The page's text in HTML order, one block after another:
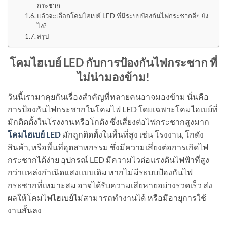
กระชาก
แล้วจะเลือกโคมไฮเบย์ LED ที่มีระบบป้องกันไฟกระชากดีๆ ยัง
ไง?
สรุป
โคมไฮเบย์ LED กับการป้องกันไฟกระชาก ที่
ไม่น่ามองข้าม!
วันนี้เรามาคุยกันเรื่องสำคัญที่หลายคนอาจมองข้าม นั่นคือ
การป้องกันไฟกระชากในโคมไฟ LED โดยเฉพาะโคมไฮเบย์ที่
มักติดตั้งในโรงงานหรือโกดัง ซึ่งเสี่ยงต่อไฟกระชากสูงมาก
โคมไฮเบย์ LED มักถูกติดตั้งในพื้นที่สูง เช่น โรงงาน, โกดัง
สินค้า, หรือพื้นที่อุตสาหกรรม ซึ่งมีความเสี่ยงต่อการเกิดไฟ
กระชากได้ง่าย อุปกรณ์ LED มีความไวต่อแรงดันไฟฟ้าที่สูง
กว่าแหล่งกำเนิดแสงแบบเดิม หากไม่มีระบบป้องกันไฟ
กระชากที่เหมาะสม อาจได้รับความเสียหายอย่างรวดเร็ว ส่ง
ผลให้โคมไฟไฮเบย์ไม่สามารถทำงานได้ หรือมีอายุการใช้
งานสั้นลง